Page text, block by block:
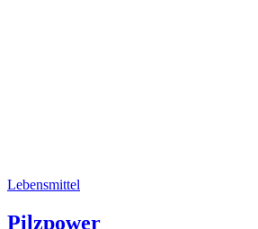
Lebensmittel
Pilzpower